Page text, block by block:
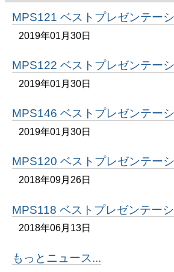
ク
MPS121 ベストプレゼンテー
2019年01月30日
MPS122 ベストプレゼンテー
2019年01月30日
MPS146 ベストプレゼンテー
2019年01月30日
MPS120 ベストプレゼンテー
2018年09月26日
MPS118 ベストプレゼンテー
2018年06月13日
もっとニュース...